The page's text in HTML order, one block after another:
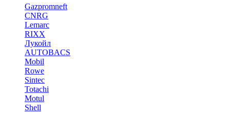
Gazpromneft
CNRG
Lemarc
RIXX
Лукойл
AUTOBACS
Mobil
Rowe
Sintec
Totachi
Motul
Shell